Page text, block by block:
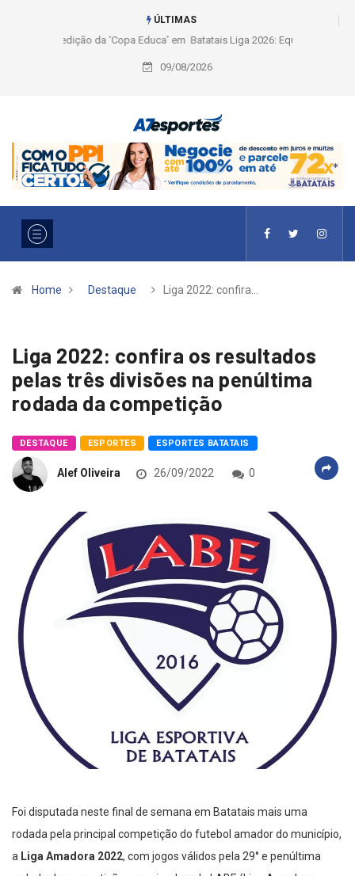
ÚLTIMAS
Liga 2026: Equipes rompem com a LABE na Série Ouro e entidade define
a 2° fase, times e formato
09/08/2026
Home Destaque Liga 2022: confira…
Liga 2022: confira os resultados
pelas três divisões na penúltima
rodada da competição
DESTAQUE ESPORTES ESPORTES BATATAIS
Alef Oliveira 26/09/2022 0
Foi disputada neste final de semana em Batatais mais uma
rodada pela principal competição do futebol amador do município,
a Liga Amadora 2022, com jogos válidos pela 29° e penúltima